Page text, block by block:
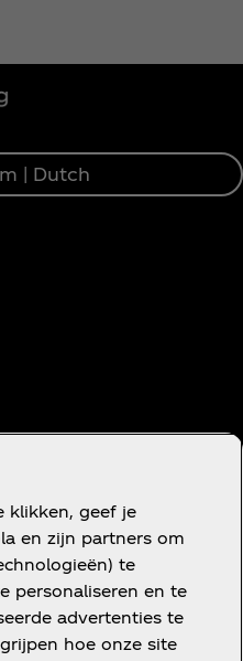
| Dutch
klikken, geef je
en zijn partners om
te
personaliseren en te
advertenties te
hoe onze site